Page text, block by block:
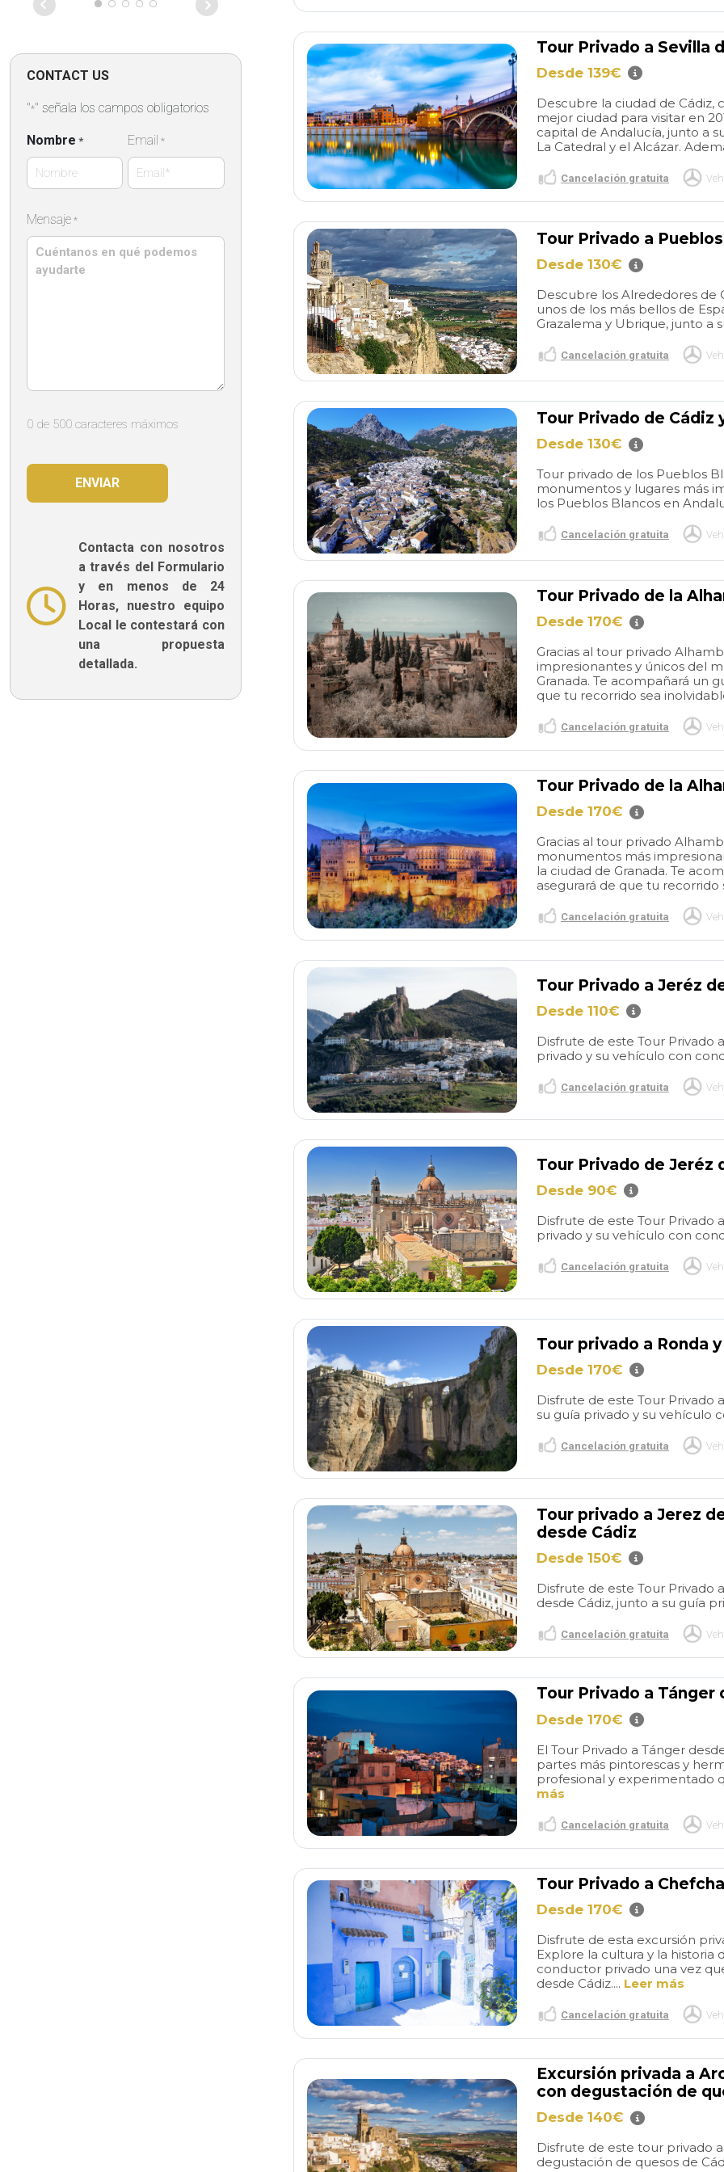
to see the Riding School and
then dropped us right beside
the Cathedral and pointed us
to the old town to explore
and have a sherry tasting and
tapas lunch. We alerted him
when we were ready to head
back and he dropped us a
pin to pick us up very close
to our restaurant. Our drive
back was pleasant with
Manuel able to answer some
questions we had about the
locality.The information and
instructions we had prior to
the day were very timely and
comprehensive thanks to
Pilar.Many thanks for
arranging such an enjoyable
day and a very congenial
driver.
CONTACT US
"*" señala los campos obligatorios
Nombre * Email *
Mensaje *
0 de 500 caracteres máximos
Contacta con nosotros
a través del Formulario
y en menos de 24
Horas, nuestro equipo
Local le contestará con
una propuesta
detallada.
Tour Privado a Sevilla
Desde 139€
Descubre la ciudad de Cádiz,
mejor ciudad para visitar en
capital de Andalucía, junto a
La Catedral y el Alcázar.
Cancelación gratuita
Tour Privado a
Desde 130€
Descubre los Alrededores de
unos de los más bellos de
Grazalema y Ubrique, junto a
Cancelación gratuita
Tour Privado de Cádiz
Desde 130€
Tour privado de los Pueblos
monumentos y lugares más
los Pueblos Blancos en
Cancelación gratuita
Tour Privado de la
Desde 170€
Gracias al tour privado
impresionantes y únicos del
Granada. Te acompañará un
que tu recorrido sea
Cancelación gratuita
Tour Privado de la
Desde 170€
Gracias al tour privado
monumentos más
la ciudad de Granada. Te
asegurará de que tu recorrido
Cancelación gratuita
Tour Privado a Jeréz
Desde 110€
Disfrute de este Tour Privado
privado y su vehículo con
Cancelación gratuita
Tour Privado de Jeréz
Desde 90€
Disfrute de este Tour Privado
privado y su vehículo con
Cancelación gratuita
Tour privado a Ronda
Desde 170€
Disfrute de este Tour Privado
su guía privado y su vehículo
Cancelación gratuita
Tour privado a Jerez
desde Cádiz
Desde 150€
Disfrute de este Tour Privado
desde Cádiz, junto a su guía
Cancelación gratuita
Tour Privado a Tánger
Desde 170€
El Tour Privado a Tánger
partes más pintorescas y
profesional y experimentado
más
Cancelación gratuita
Tour Privado a
Desde 170€
Disfrute de esta excursión
Explore la cultura y la
conductor privado una vez
desde Cádiz.... Leer más
Cancelación gratuita
Excursión privada a
con degustación de
Desde 140€
Disfrute de este tour privado
degustación de quesos de